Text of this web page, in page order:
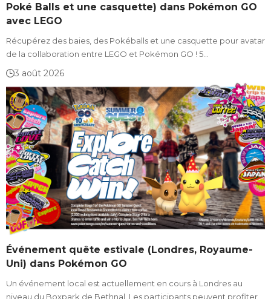
Poké Balls et une casquette) dans Pokémon GO
avec LEGO
Récupérez des baies, des Pokéballs et une casquette pour avatar
de la collaboration entre LEGO et Pokémon GO ! 5…
3 août 2026
Événement quête estivale (Londres, Royaume-
Uni) dans Pokémon GO
Un événement local est actuellement en cours à Londres au
niveau du Boxpark de Bethnal. Les participants peuvent profiter